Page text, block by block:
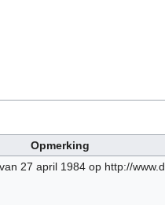
Opmerking
27 april 1984 op http://